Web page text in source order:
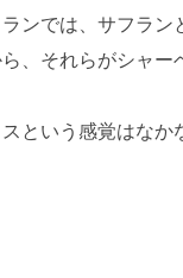
ンでは、サフラン
、それらがシャー
という感覚はなか